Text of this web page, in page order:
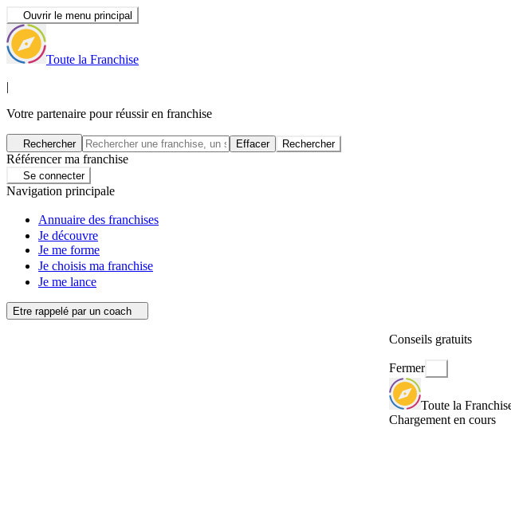
Ouvrir le menu principal
Toute la Franchise
|
Votre partenaire pour réussir en franchise
Rechercher Effacer Rechercher
Référencer ma franchise
Se connecter
Navigation principale
Annuaire des franchises
Je découvre
Je me forme
Je choisis ma franchise
Je me lance
Etre rappelé par un coach
Conseils gratuits
Fermer
Toute la
Chargement en cours